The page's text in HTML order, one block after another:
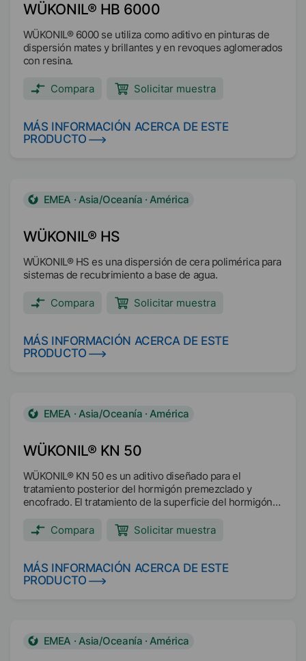
WÜKONIL® HB 6000
WÜKONIL® 6000 se utiliza como aditivo en pinturas de
dispersión mates y brillantes y en revoques aglomerados
con resina.
Compara Solicitar muestra
MÁS INFORMACIÓN ACERCA DE ESTE
PRODUCTO
WÜKONIL® HS
EMEA · Asia/Oceanía · América
WÜKONIL® HS es una dispersión de cera polimérica para
sistemas de recubrimiento a base de agua.
Compara Solicitar muestra
MÁS INFORMACIÓN ACERCA DE ESTE
PRODUCTO
WÜKONIL® KN 50
EMEA · Asia/Oceanía · América
WÜKONIL® KN 50 es un aditivo diseñado para el
tratamiento posterior del hormigón premezclado y
encofrado. El tratamiento de la superficie del hormigón
permite un buen fraguado. También, a elevadas
temperaturas exteriores, evita tener que rociar agua
recubrimiento.
Compara Solicitar muestra
MÁS INFORMACIÓN ACERCA DE ESTE
PRODUCTO
EMEA · Asia/Oceanía · América